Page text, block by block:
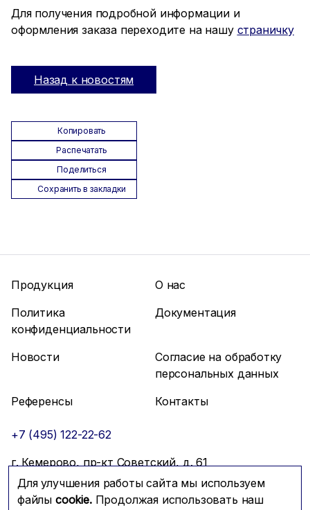
Для получения подробной информации и
оформления заказа переходите на нашу страничку
Назад к новостям
Копировать
Распечатать
Поделиться
Сохранить в закладки
Для улучшения работы сайта мы используем
файлы cookie.Продолжая использовать наш
Продукция
О нас
Политика
конфиденциальности
Документация
Новости
Согласие на обработку
персональных данных
Референсы
Контакты
+7 (495) 122-22-62
г. Кемерово, пр-кт Советский, д. 61
info@mfmc.ru
Связаться с нами